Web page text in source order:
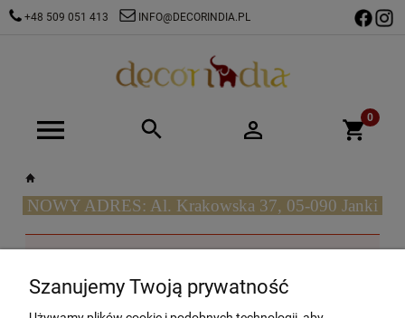
+48 509 051 413 INFO@DECORINDIA.PL
NOWY ADRES: Al. Krakowska 37, 05-090 Janki
Szanujemy Twoją prywatność